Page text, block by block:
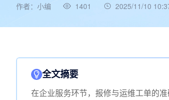
作者：小编 1401 2025/11/10
全文摘要
在企业服务环节，报修与运维工单的